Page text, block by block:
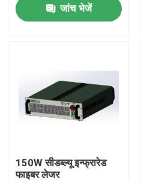
कारखाना भ्रमण
संपर्क करें
ग्रीन फाइबर लेजर
जांच भेजें
150W सीडब्ल्यू इन्फ्रारेड
फाइबर लेजर